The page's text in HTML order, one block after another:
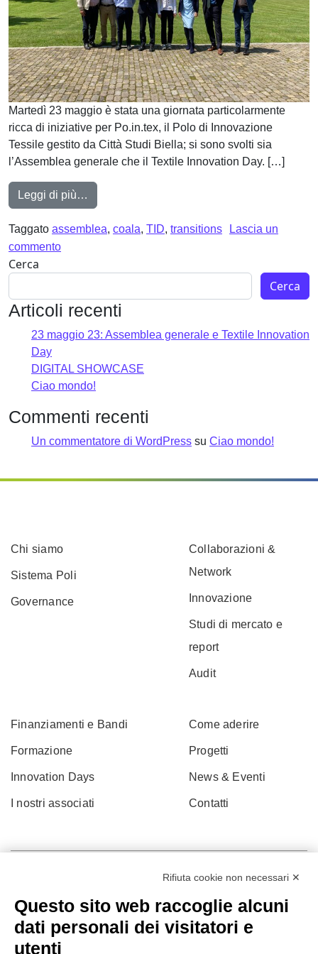
Martedì 23 maggio è stata una giornata particolarmente
ricca di iniziative per Po.in.tex, il Polo di Innovazione
Tessile gestito da Città Studi Biella; si sono svolti sia
l’Assemblea generale che il Textile Innovation Day. […]
Leggi di più…
Taggato assemblea, coala, TID, transitions
Lascia un
commentosu 23 maggio 23: Assemblea generale e Textile
Cerca
Cerca
Articoli recenti
23 maggio 23: Assemblea generale e Textile Innovation
Day
DIGITAL SHOWCASE
Ciao mondo!
Commenti recenti
Un commentatore di WordPress su Ciao mondo!
Chi siamo
Sistema Poli
Governance
Collaborazioni &
Network
Innovazione
Studi di mercato e
report
Audit
Finanziamenti e Bandi
Formazione
Innovation Days
I nostri associati
Come aderire
Progetti
News & Eventi
Contatti
Rifiuta cookie non necessari ✕
Questo sito web raccoglie alcuni
dati personali dei visitatori e
utenti